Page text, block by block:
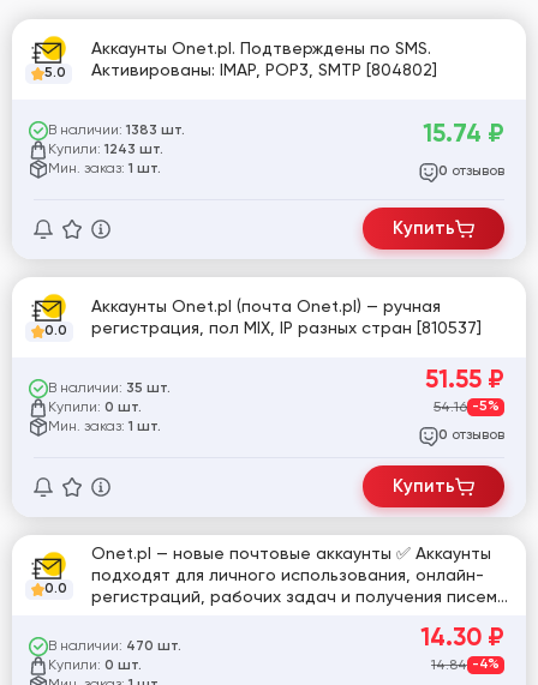
5.0
Аккаунты Onet.pl. Подтверждены по SMS.
Активированы: IMAP, POP3, SMTP [804802]
В наличии: 1383 шт.
Купили: 1243 шт.
Мин. заказ: 1 шт.
15.74 ₽
0 отзывов
Купить
0.0
Аккаунты Onet.pl (почта Onet.pl) — ручная
регистрация, пол MIX, IP разных стран [810537]
В наличии: 35 шт.
Купили: 0 шт.
Мин. заказ: 1 шт.
51.55 ₽
54.16 -5%
0 отзывов
Купить
0.0
Onet.pl — новые почтовые аккаунты ✅ Аккаунты
подходят для личного использования, онлайн-
регистраций, рабочих задач и получения писем
покупки.
В наличии: 470 шт.
Купили: 0 шт.
14.30 ₽
14.84 -4%